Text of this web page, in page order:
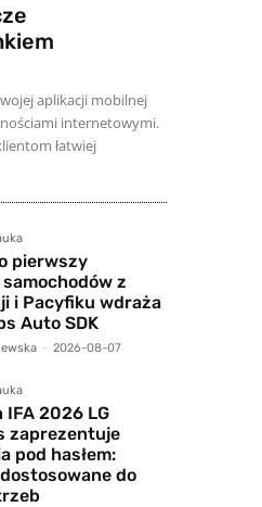
aplikacji mobilnej
internetowymi.
łatwiej
pierwszy
z
i Pacyfiku wdraża
Auto SDK
- 2026-08-07
IFA 2026 LG
zaprezentuje
pod hasłem:
do